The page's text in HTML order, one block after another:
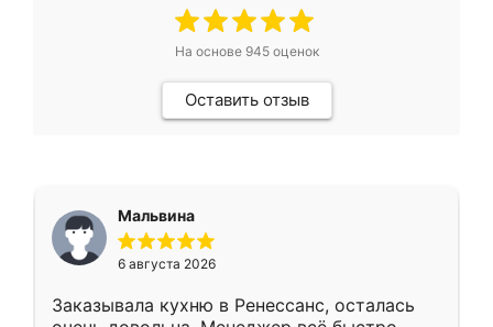
На основе 945оценок
Оставить отзыв
Мальвина
6 августа 2026
Заказывала кухню в Ренессанс, осталась